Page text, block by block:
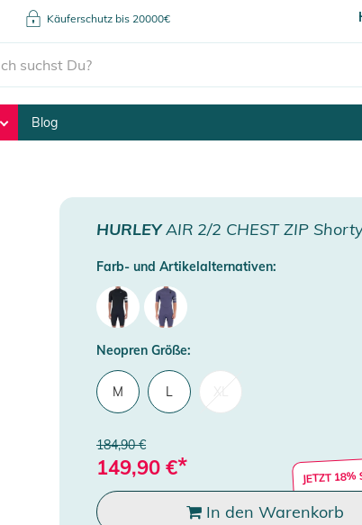
Käuferschutz bis 20000€
Blog
HURLEYAIR 2/2 CHEST ZIP
Farb- und Artikelalternativen:
Neopren Größe:
M L
184,90 €
149,90 €* JETZT 18%
In den Warenkorb